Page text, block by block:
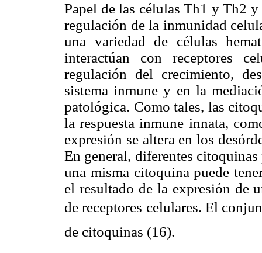
Papel de las células Th1 y Th2
regulación de la inmunidad
una variedad de células
interactúan con receptores
regulación del crecimiento,
sistema inmune y en la
patológica. Como tales, las
la respuesta inmune innata,
expresión se altera en los
En general, diferentes
una misma citoquina puede
el resultado de la expresión de
de receptores celulares. El
de citoquinas (16).